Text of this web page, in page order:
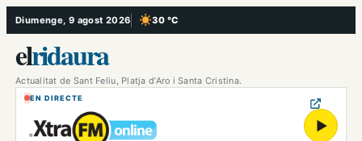
Vés
al
contingut
Diumenge, 9 agost 2026 30 °C
, Cel serè
elridaura
Actualitat de Sant Feliu, Platja d’Aro i Santa Cristina.
EN DIRECTE
▶